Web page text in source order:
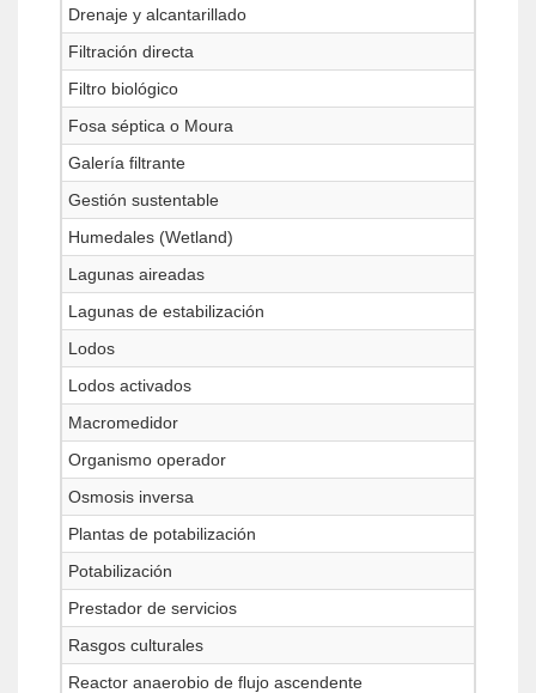
Drenaje y alcantarillado
Filtración directa
Filtro biológico
Fosa séptica o Moura
Galería filtrante
Gestión sustentable
Humedales (Wetland)
Lagunas aireadas
Lagunas de estabilización
Lodos
Lodos activados
Macromedidor
Organismo operador
Osmosis inversa
Plantas de potabilización
Potabilización
Prestador de servicios
Rasgos culturales
Reactor anaerobio de flujo ascendente